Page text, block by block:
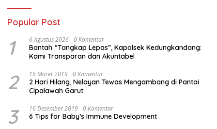
Popular Post
1 6 Agustus 2026 0 Komentar
Bantah “Tangkap Lepas”, Kapolsek Kedungkandang:
Kami Transparan dan Akuntabel
2 16 Maret 2019 0 Komentar
2 Hari Hilang, Nelayan Tewas Mengambang di Pantai
Cipalawah Garut
3 16 Desember 2019 0 Komentar
6 Tips for Baby’s Immune Development